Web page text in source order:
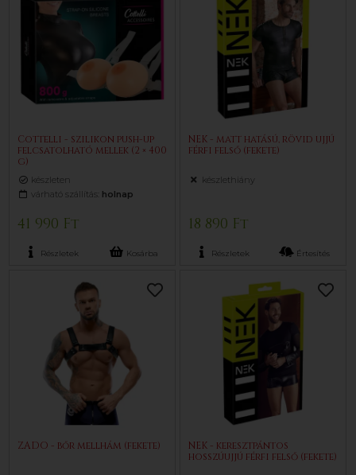
Cottelli - szilikon push-up
felcsatolható mellek (2 × 400
g)
készleten
várható szállítás: holnap
41 990 Ft
Részletek Kosárba
NEK - matt hatású, rövid ujjú
férfi felső (fekete)
készlethiány
18 890 Ft
Részletek Értesítés
ZADO - bőr mellhám (fekete)
NEK - keresztpántos
hosszúujjú férfi felső (fekete)